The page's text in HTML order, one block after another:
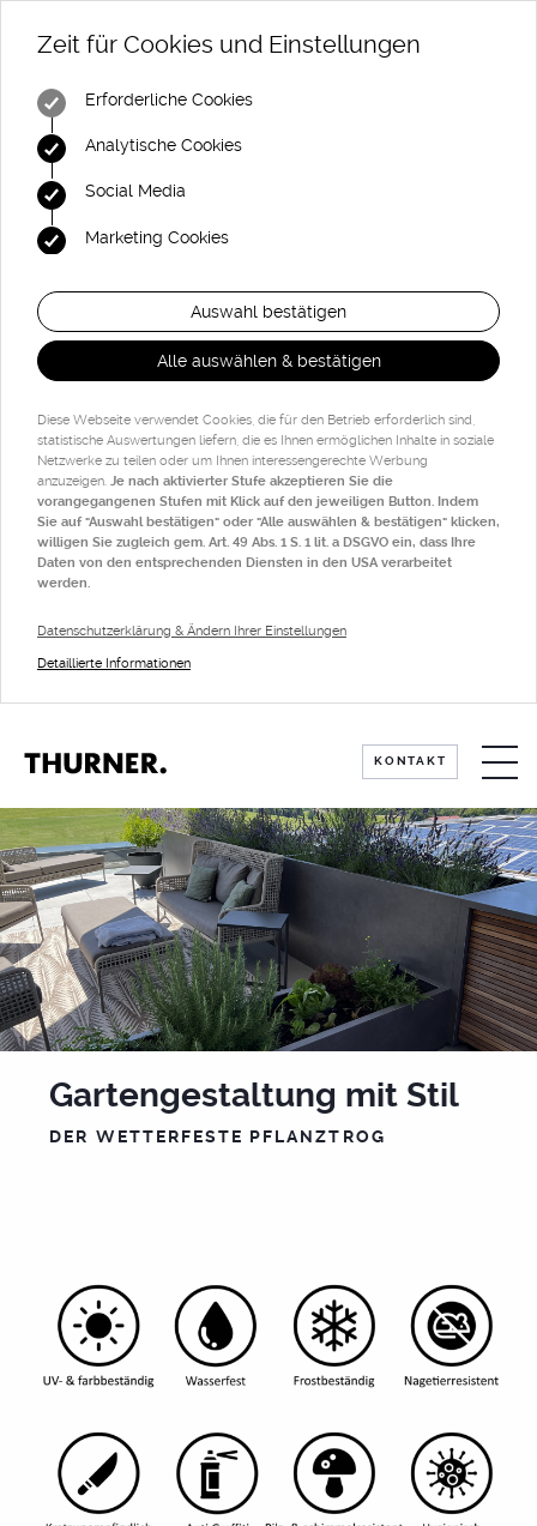
Zeit für Cookies und Einstellungen
Erforderliche Cookies
Analytische Cookies
Social Media
Marketing Cookies
Auswahl bestätigen
Alle auswählen & bestätigen
Diese Webseite verwendet Cookies, die für den Betrieb erforderlich sind,
statistische Auswertungen liefern, die es Ihnen ermöglichen Inhalte in soziale
Netzwerke zu teilen oder um Ihnen interessengerechte Werbung
anzuzeigen. Je nach aktivierter Stufe akzeptieren Sie die
vorangegangenen Stufen mit Klick auf den jeweiligen Button. Indem
Sie auf "Auswahl bestätigen" oder "Alle auswählen & bestätigen" klicken,
willigen Sie zugleich gem. Art. 49 Abs. 1 S. 1 lit. a DSGVO ein, dass Ihre
Daten von den entsprechenden Diensten in den USA verarbeitet
werden.
Datenschutzerklärung & Ändern Ihrer Einstellungen
Detaillierte Informationen
KONTAKT
TISCHE
SICHTSCHUTZ
Futura-Sichtschutz
Mülltonnen Box
Pool + Terrassenplatten
Gartengestaltung mit Stil
DER WETTERFESTE PFLANZTROG